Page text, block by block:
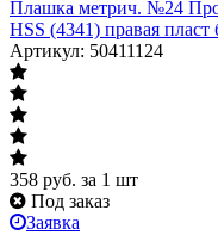
Плашка метрич. №24
HSS (4341) правая пласт
Артикул: 50411124
358 руб. за 1 шт
Под заказ
Заявка